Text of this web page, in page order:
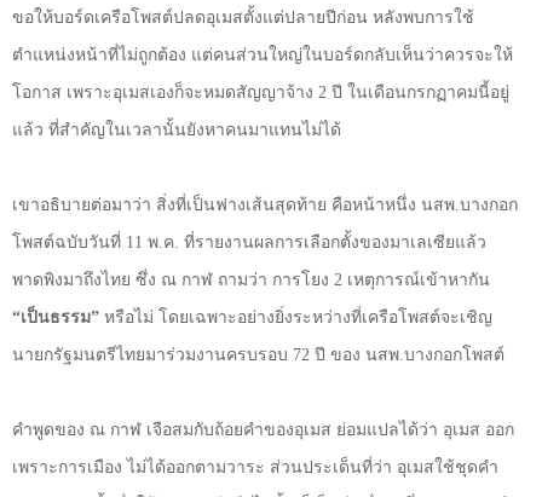
ขอให้บอร์ดเครือโพสต์ปลดอุเมสตั้งแต่ปลายปีก่อน หลังพบการใช้
ตำแหน่งหน้าที่ไม่ถูกต้อง แต่คนส่วนใหญ่ในบอร์ดกลับเห็นว่าควรจะให้
โอกาส เพราะอุเมสเองก็จะหมดสัญญาจ้าง 2 ปี ในเดือนกรกฏาคมนี้อยู่
แล้ว ที่สำคัญในเวลานั้นยังหาคนมาแทนไม่ได้
เขาอธิบายต่อมาว่า สิ่งที่เป็นฟางเส้นสุดท้าย คือหน้าหนึ่ง นสพ.บางกอก
โพสต์ฉบับวันที่ 11 พ.ค. ที่รายงานผลการเลือกตั้งของมาเลเซียแล้ว
พาดพิงมาถึงไทย ซึ่ง ณ กาฬ ถามว่า การโยง 2 เหตุการณ์เข้าหากัน
“เป็นธรรม” หรือไม่ โดยเฉพาะอย่างยิ่งระหว่างที่เครือโพสต์จะเชิญ
นายกรัฐมนตรีไทยมาร่วมงานครบรอบ 72 ปี ของ นสพ.บางกอกโพสต์
คำพูดของ ณ กาฬ เจือสมกับถ้อยคำของอุเมส ย่อมแปลได้ว่า อุเมส ออก
เพราะการเมือง ไม่ได้ออกตามวาระ ส่วนประเด็นที่ว่า อุเมสใช้ชุดคำ